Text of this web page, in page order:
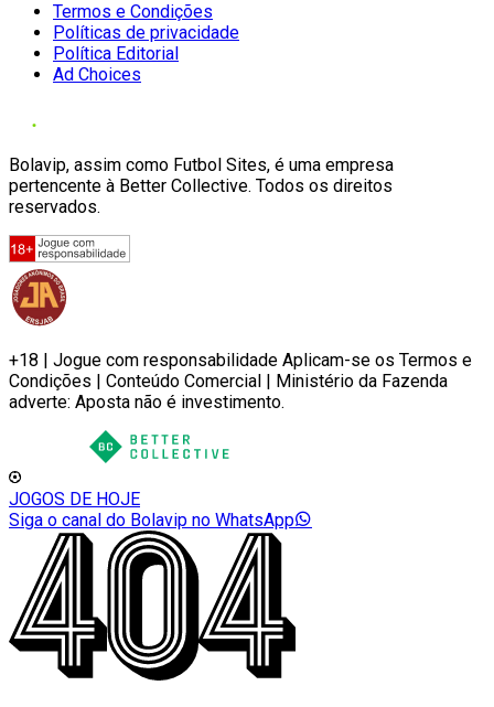
Termos e Condições
Políticas de privacidade
Política Editorial
Ad Choices
Bolavip, assim como Futbol Sites, é uma empresa
pertencente à Better Collective. Todos os direitos
reservados.
+18 | Jogue com responsabilidade Aplicam-se os Termos e
Condições | Conteúdo Comercial | Ministério da Fazenda
adverte: Aposta não é investimento.
JOGOS DE HOJE
Siga o canal do Bolavip no WhatsApp